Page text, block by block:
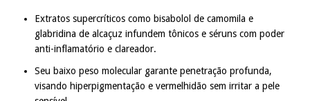
Extratos supercríticos como bisabolol de camomila e
glabridina de alcaçuz infundem tônicos e séruns com poder
anti-inflamatório e clareador.
Seu baixo peso molecular garante penetração profunda,
visando hiperpigmentação e vermelhidão sem irritar a pele